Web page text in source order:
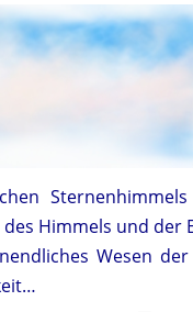
Himmels und der
Wesen